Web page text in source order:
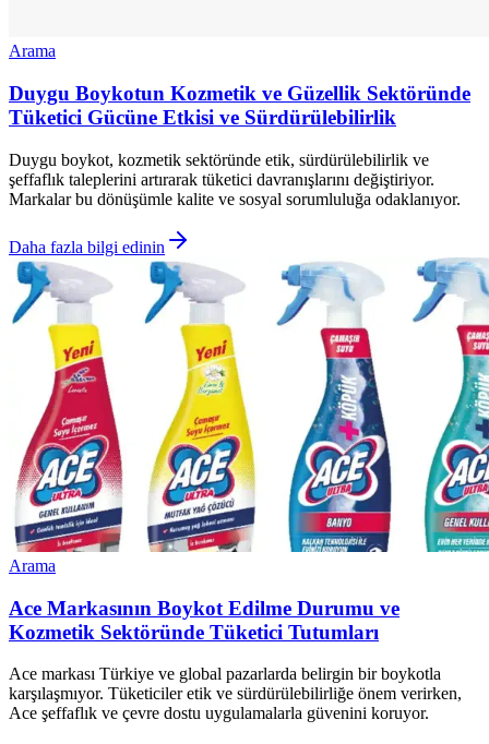
Arama
Duygu Boykotun Kozmetik ve Güzellik Sektöründe
Tüketici Gücüne Etkisi ve Sürdürülebilirlik
Duygu boykot, kozmetik sektöründe etik, sürdürülebilirlik ve
şeffaflık taleplerini artırarak tüketici davranışlarını değiştiriyor.
Markalar bu dönüşümle kalite ve sosyal sorumluluğa odaklanıyor.
Daha fazla bilgi edinin
Arama
Ace Markasının Boykot Edilme Durumu ve
Kozmetik Sektöründe Tüketici Tutumları
Ace markası Türkiye ve global pazarlarda belirgin bir boykotla
karşılaşmıyor. Tüketiciler etik ve sürdürülebilirliğe önem verirken,
Ace şeffaflık ve çevre dostu uygulamalarla güvenini koruyor.